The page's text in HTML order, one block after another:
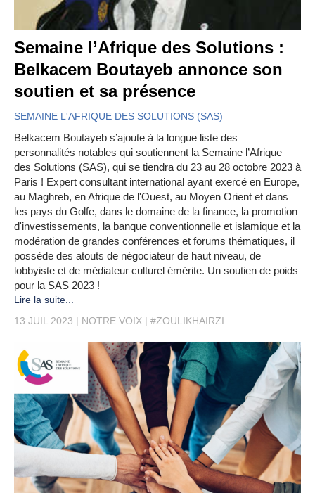
Semaine l’Afrique des Solutions :
Belkacem Boutayeb annonce son
soutien et sa présence
SEMAINE L'AFRIQUE DES SOLUTIONS (SAS)
Belkacem Boutayeb s’ajoute à la longue liste des
personnalités notables qui soutiennent la Semaine l’Afrique
des Solutions (SAS), qui se tiendra du 23 au 28 octobre 2023 à
Paris ! Expert consultant international ayant exercé en Europe,
au Maghreb, en Afrique de l'Ouest, au Moyen Orient et dans
les pays du Golfe, dans le domaine de la finance, la promotion
d'investissements, la banque conventionnelle et islamique et la
modération de grandes conférences et forums thématiques, il
possède des atouts de négociateur de haut niveau, de
lobbyiste et de médiateur culturel émérite. Un soutien de poids
pour la SAS 2023 !
Lire la suite...
13 JUIL 2023
NOTRE VOIX #ZOULIKHAIRZI